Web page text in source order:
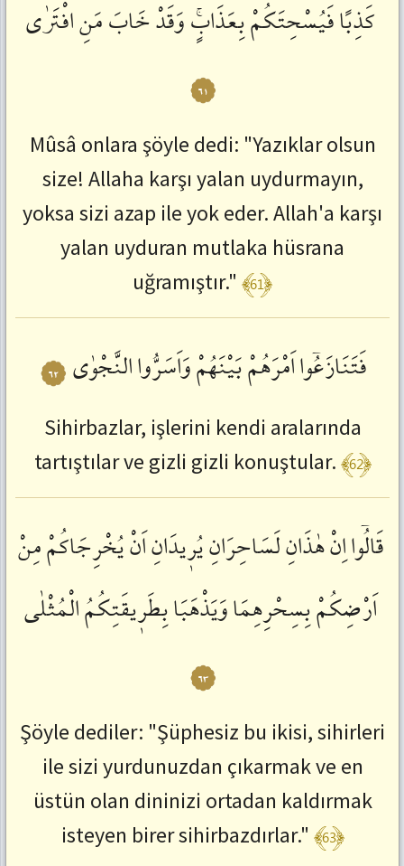
كَذِبًافَيُسْحِتَكُمْبِعَذَابٍۚوَقَدْخَابَمَنِافْتَرٰى
٦١
Mûsâ onlara şöyle dedi: "Yazıklar olsun
size! Allaha karşı yalan uydurmayın,
yoksa sizi azap ile yok eder. Allah'a karşı
yalan uyduran mutlaka hüsrana
uğramıştır." ﴾61﴿
فَتَنَازَعُٓوااَمْرَهُمْبَيْنَهُمْوَاَسَرُّواالنَّجْوٰى ٦٢
Sihirbazlar, işlerini kendi aralarında
tartıştılar ve gizli gizli konuştular.﴾62﴿
قَالُٓوااِنْهٰذَانِلَسَاحِرَانِيُرٖيدَانِاَنْيُخْرِجَاكُمْمِنْ
اَرْضِكُمْبِسِحْرِهِمَاوَيَذْهَبَابِطَرٖيقَتِكُمُالْمُثْلٰى
٦٣
Şöyle dediler: "Şüphesiz bu ikisi, sihirleri
ile sizi yurdunuzdan çıkarmak ve en
üstün olan dininizi ortadan kaldırmak
isteyen birer sihirbazdırlar." ﴾63﴿